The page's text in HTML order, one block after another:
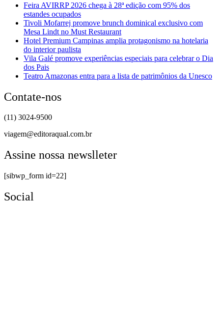
Feira AVIRRP 2026 chega à 28ª edição com 95% dos
estandes ocupados
Tivoli Mofarrej promove brunch dominical exclusivo com
Mesa Lindt no Must Restaurant
Hotel Premium Campinas amplia protagonismo na hotelaria
do interior paulista
Vila Galé promove experiências especiais para celebrar o Dia
dos Pais
Teatro Amazonas entra para a lista de patrimônios da Unesco
Contate-nos
(11) 3024-9500
viagem@editoraqual.com.br
Assine nossa newslleter
[sibwp_form id=22]
Social